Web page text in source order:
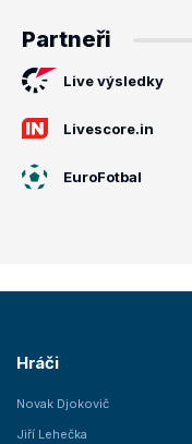
Partneři
Live výsledky
Livescore.in
EuroFotbal
Hráči
Novak Djokovič
Jiří Lehečka